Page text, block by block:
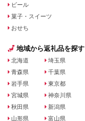
ビール
菓子・スイーツ
おせち
地域から返礼品を探す
北海道
青森県
岩手県
宮城県
秋田県
山形県
埼玉県
千葉県
東京都
神奈川県
新潟県
富山県